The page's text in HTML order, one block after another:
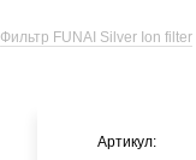
Фильтр FUNAI Silver Ion filter
Артикул: